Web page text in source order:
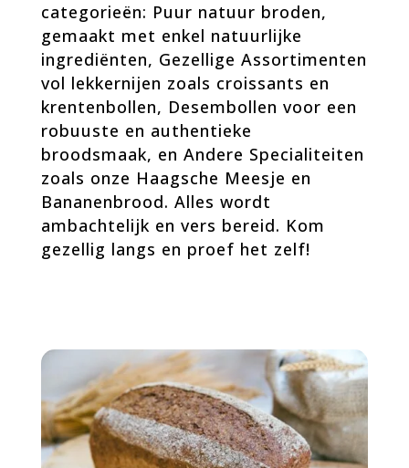
categorieën: Puur natuur broden,
gemaakt met enkel natuurlijke
ingrediënten, Gezellige Assortimenten
vol lekkernijen zoals croissants en
krentenbollen, Desembollen voor een
robuuste en authentieke
broodsmaak, en Andere Specialiteiten
zoals onze Haagsche Meesje en
Bananenbrood. Alles wordt
ambachtelijk en vers bereid. Kom
gezellig langs en proef het zelf!